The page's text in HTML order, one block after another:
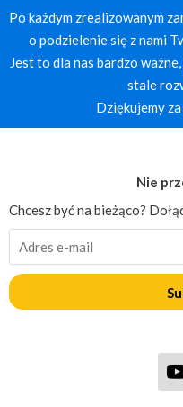
Po każdym zrealizowanym
o podzielenie się z nami
Jest to dla nas bardzo
stale
Dziękujemy
Nie
Chcesz być na bieżąco?